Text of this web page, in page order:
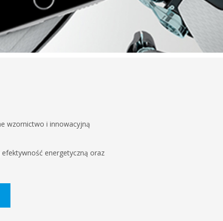
wzornictwo i innowacyjną
energetyczną oraz